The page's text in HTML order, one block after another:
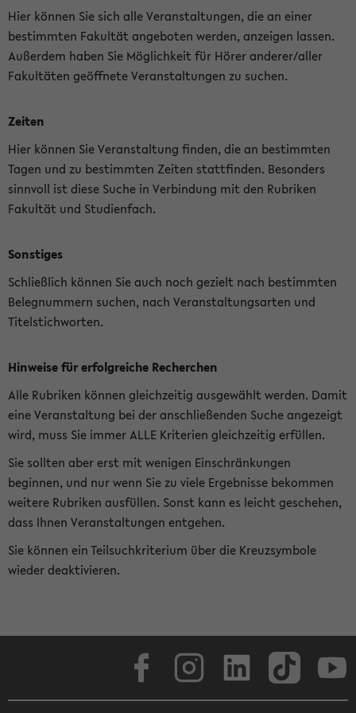
Hier können Sie sich alle Veranstaltungen, die an einer
bestimmten Fakultät angeboten werden, anzeigen lassen.
Außerdem haben Sie Möglichkeit für Hörer anderer/aller
Fakultäten geöffnete Veranstaltungen zu suchen.
Zeiten
Hier können Sie Veranstaltung finden, die an bestimmten
Tagen und zu bestimmten Zeiten stattfinden. Besonders
sinnvoll ist diese Suche in Verbindung mit den Rubriken
Fakultät und Studienfach.
Sonstiges
Schließlich können Sie auch noch gezielt nach bestimmten
Belegnummern suchen, nach Veranstaltungsarten und
Titelstichworten.
Hinweise für erfolgreiche Recherchen
Alle Rubriken können gleichzeitig ausgewählt werden. Damit
eine Veranstaltung bei der anschließenden Suche angezeigt
wird, muss Sie immer ALLE Kriterien gleichzeitig erfüllen.
Sie sollten aber erst mit wenigen Einschränkungen
beginnen, und nur wenn Sie zu viele Ergebnisse bekommen
weitere Rubriken ausfüllen. Sonst kann es leicht geschehen,
dass Ihnen Veranstaltungen entgehen.
Sie können ein Teilsuchkriterium über die Kreuzsymbole
wieder deaktivieren.